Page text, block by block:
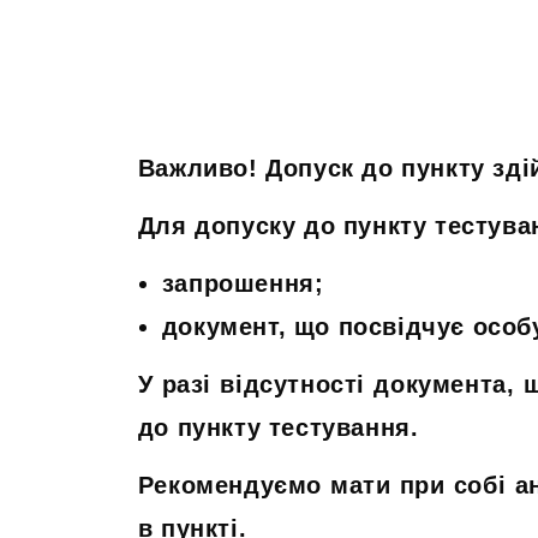
Важливо! Допуск до пункту
Для допуску до пункту
запрошення;
документ, що посвідчує
У разі відсутності
до пункту тестування.
Рекомендуємо мати при собі
в пункті.